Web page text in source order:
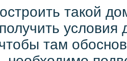
такой
там